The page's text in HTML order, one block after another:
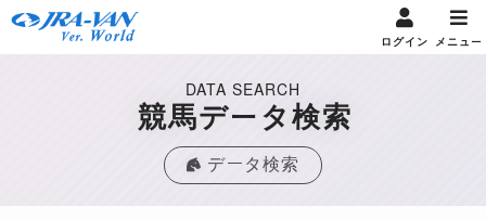
ログイン メニュー
DATA SEARCH
競馬データ検索
データ検索